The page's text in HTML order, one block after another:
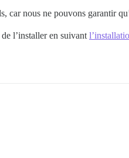
car nous ne pouvons garantir
l’installer en suivant